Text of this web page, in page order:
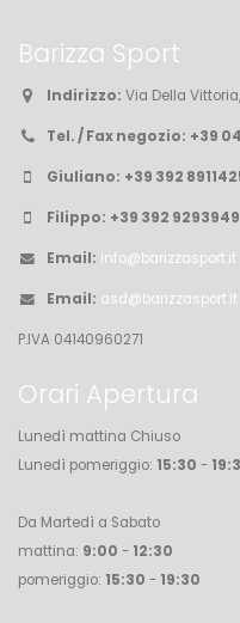
Barizza Sport
Indirizzo: Via Della
Tel. / Fax negozio: +39
Giuliano: +39 392
Filippo: +39 392 9293949
Email: info@barizzasport.it
Email: asd@barizzasport.it
P.IVA 04140960271
Orari Apertura
Lunedì mattina Chiuso
Lunedì pomeriggio: 15:30 -
Da Martedì a Sabato
mattina: 9:00 - 12:30
pomeriggio: 15:30 - 19:30